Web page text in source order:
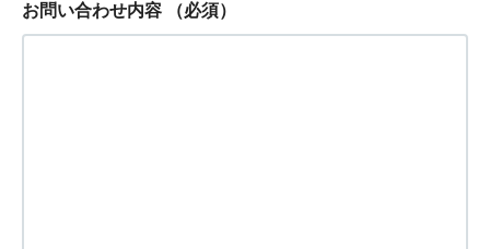
お問い合わせ内容 （必須）